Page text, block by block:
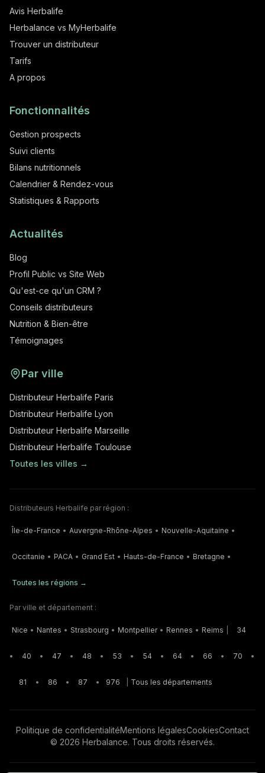
Avis Herbalife
Herbalance vs MyHerbalife
Trouver un distributeur
Tarifs
A propos
Fonctionnalités
Gestion prospects
Suivi clients
Bilans nutritionnels
Calendrier & Rendez-vous
Statistiques & Rapports
Actualités
Blog
Profil Public vs Site Web
Qu'est-ce qu'un CRM ?
Conseils distributeurs
Nutrition & Bien-être
Témoignages
Par ville
Distributeur Herbalife Paris
Distributeur Herbalife Lyon
Distributeur Herbalife Marseille
Distributeur Herbalife Toulouse
Toutes les villes →
Distributeurs Herbalife par région :
Île-de-France • Auvergne-Rhône-Alpes • Nouvelle-Aquitaine •
Occitanie • PACA • Grand Est • Hauts-de-France • Bretagne •
Toutes les régions →
Par ville et département :
Nice • Nantes • Strasbourg • Montpellier • Rennes • Reims 34
• 40 • 47 • 48 • 53 • 54 • 64 • 66 • 70 •
81 • 86 • 87 • 976 Tous les départements
Politique de confidentialitéMentions légalesCookiesContact
© 2026 Herbalance. Tous droits réservés.